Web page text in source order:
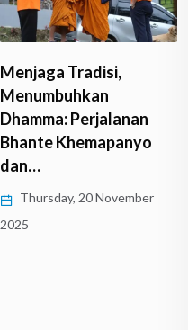
Menjaga Tradisi,
Menumbuhkan
Dhamma: Perjalanan
Bhante Khemapanyo
dan…
Thursday, 20 November
2025